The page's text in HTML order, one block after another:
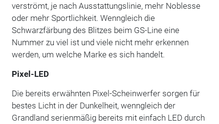
verströmt, je nach Ausstattungslinie, mehr Noblesse
oder mehr Sportlichkeit. Wenngleich die
Schwarzfärbung des Blitzes beim GS-Line eine
Nummer zu viel ist und viele nicht mehr erkennen
werden, um welche Marke es sich handelt.
Pixel-LED
Die bereits erwähnten Pixel-Scheinwerfer sorgen für
bestes Licht in der Dunkelheit, wenngleich der
Grandland serienmäßig bereits mit einfach LED durch